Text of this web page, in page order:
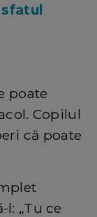
poate
Copilul
că poate
„Tu ce